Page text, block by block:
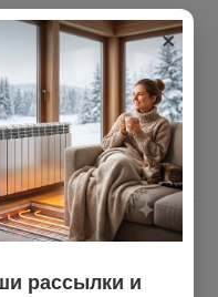
хранит отфильтрованную
бак
×
рассылки и